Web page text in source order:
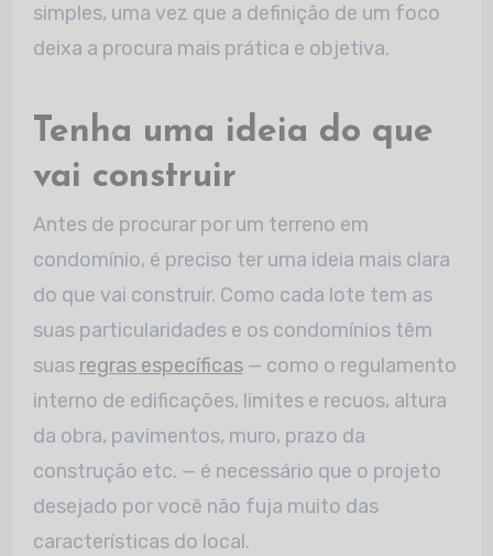
simples, uma vez que a definição de um foco
deixa a procura mais prática e objetiva.
Tenha uma ideia do que
vai construir
Antes de procurar por um terreno em
condomínio, é preciso ter uma ideia mais clara
do que vai construir. Como cada lote tem as
suas particularidades e os condomínios têm
suas regras específicas— como o regulamento
interno de edificações, limites e recuos, altura
da obra, pavimentos, muro, prazo da
construção etc. — é necessário que o projeto
desejado por você não fuja muito das
características do local.